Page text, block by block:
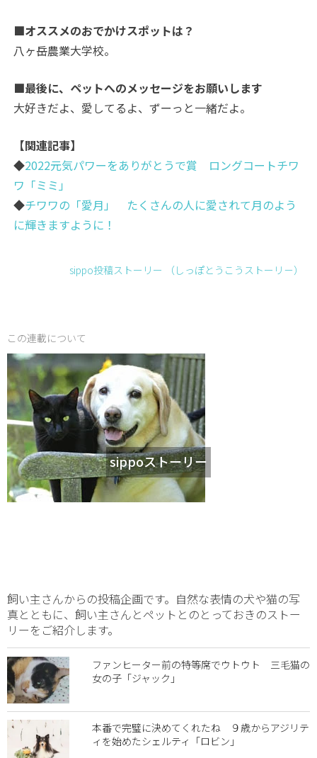
■オススメのおでかけスポットは？
八ヶ岳農業大学校。
■最後に、ペットへのメッセージをお願いします
大好きだよ、愛してるよ、ずーっと一緒だよ。
【関連記事】
◆2022元気パワーをありがとうで賞 ロングコートチワ
ワ「ミミ」
◆チワワの「愛月」 たくさんの人に愛されて月のよう
に輝きますように！
sippo投稿ストーリー （しっぽとうこうストーリ－）
この連載について
sippoストーリー
飼い主さんからの投稿企画です。自然な表情の犬や猫の写
真とともに、飼い主さんとペットとのとっておきのストー
リーをご紹介します。
ファンヒーター前の特等席でウトウト 三毛猫の
女の子「ジャック」
本番で完璧に決めてくれたね ９歳からアジリテ
ィを始めたシェルティ「ロビン」